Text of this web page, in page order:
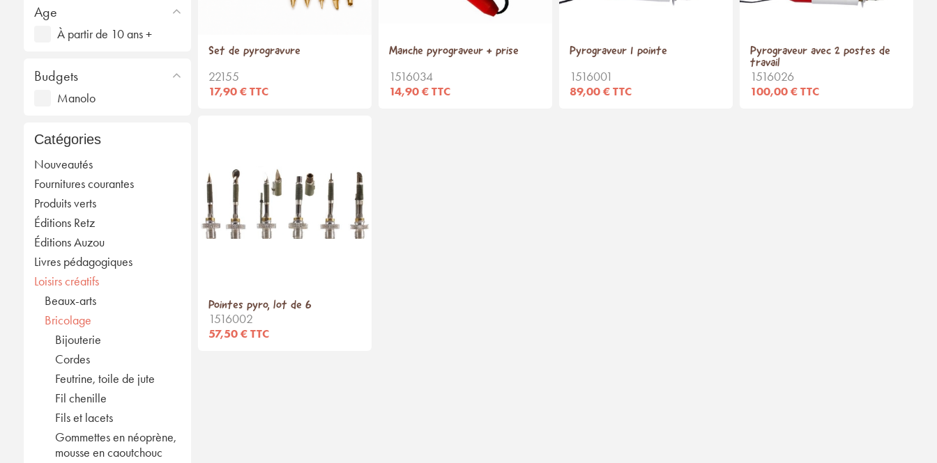
Age
À partir de 10 ans +
Budgets
Manolo
Catégories
Nouveautés
Fournitures courantes
Produits verts
Éditions Retz
Éditions Auzou
Livres pédagogiques
Loisirs créatifs
Beaux-arts
Bricolage
Bijouterie
Cordes
Feutrine, toile de jute
Fil chenille
Fils et lacets
Gommettes en néoprène,
mousse en caoutchouc
Set de pyrogravure
22155
17,90 € TTC
Manche pyrograveur + prise
1516034
14,90 € TTC
Pyrograveur 1 pointe
1516001
89,00 € TTC
Pyrograveur avec 2 postes de
travail
1516026
100,00 € TTC
Pointes pyro, lot de 6
1516002
57,50 € TTC